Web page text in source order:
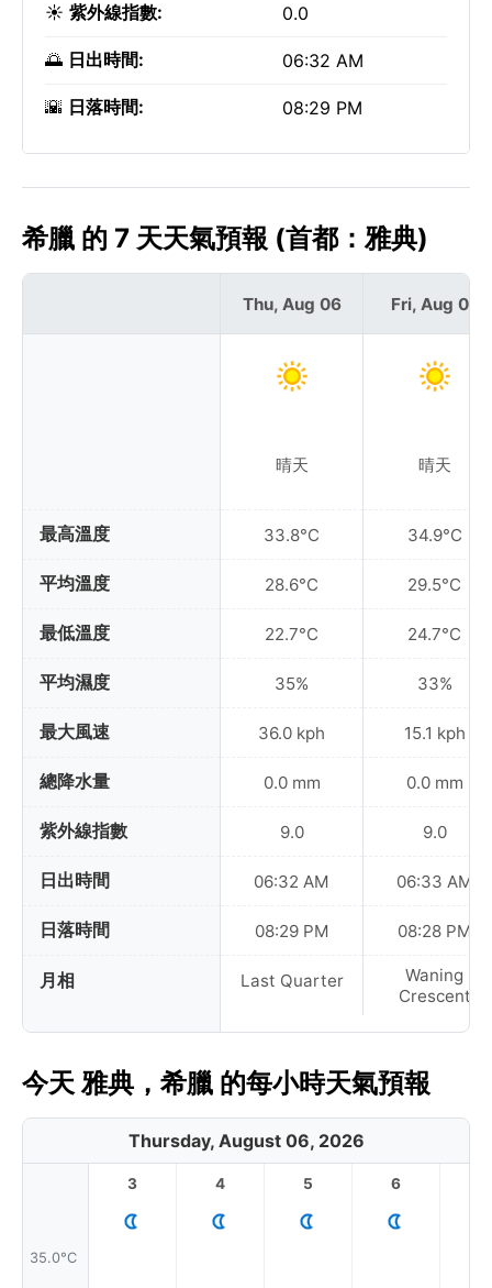
☀️ 紫外線指數: 0.0
🌅 日出時間: 06:32 AM
🌇 日落時間: 08:29 PM
希臘 的 7 天天氣預報 (首都：雅典)
最高溫度
平均溫度
最低溫度
平均濕度
最大風速
總降水量
紫外線指數
日出時間
日落時間
月相
Thu, Aug 06
晴天
33.8°C
28.6°C
22.7°C
35%
36.0 kph
0.0 mm
9.0
06:32 AM
08:29 PM
Last Quarter
Fri, Aug 07
晴天
34.9°C
29.5°C
24.7°C
33%
15.1 kph
0.0 mm
9.0
06:33 AM
08:28 PM
Waning
Crescent
今天 雅典，希臘 的每小時天氣預報
Thursday, August 06, 2026
35.0°C
3 4 5 6